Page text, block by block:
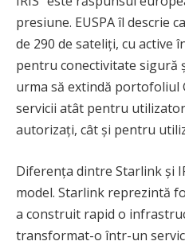
presiune. EUSPA îl descrie
de 290 de sateliți, cu active
pentru conectivitate sigură
urma să extindă portofoliul
servicii atât pentru
autorizați, cât și pentru
Diferența dintre Starlink și
model. Starlink reprezintă
a construit rapid o
transformat-o într-un